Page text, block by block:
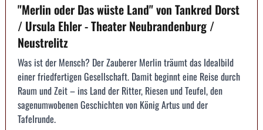
"Merlin oder Das wüste Land" von Tankred Dorst
/ Ursula Ehler - Theater Neubrandenburg /
Neustrelitz
Was ist der Mensch? Der Zauberer Merlin träumt das Idealbild
einer friedfertigen Gesellschaft. Damit beginnt eine Reise durch
Raum und Zeit – ins Land der Ritter, Riesen und Teufel, den
sagenumwobenen Geschichten von König Artus und der
Tafelrunde.